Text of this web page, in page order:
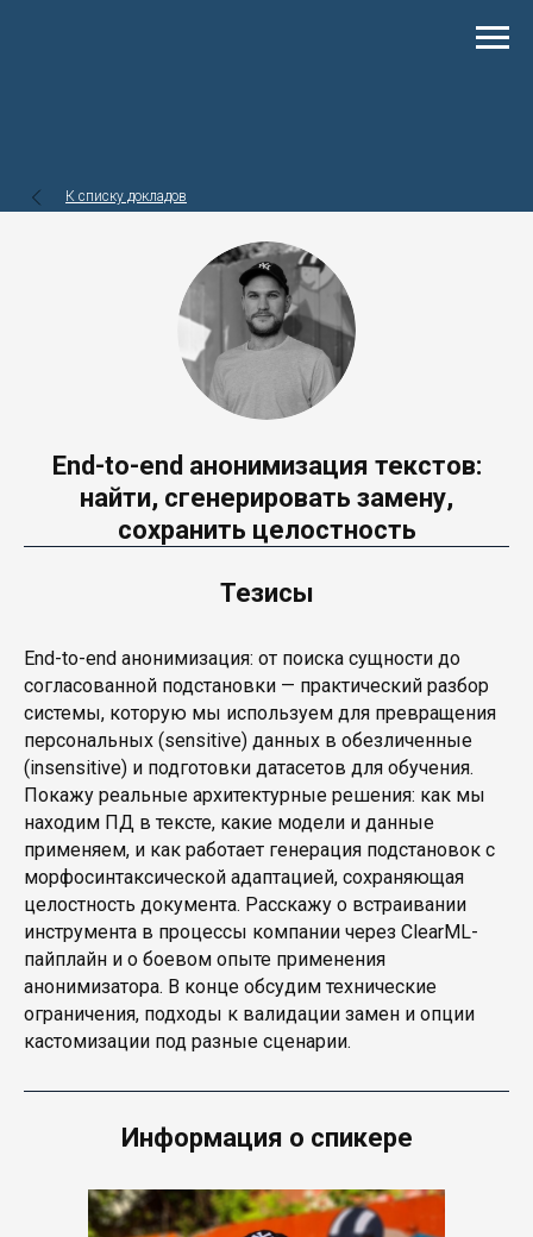
К списку докладов
End-to-end анонимизация текстов:
найти, сгенерировать замену,
сохранить целостность
Тезисы
End-to-end анонимизация: от поиска сущности до
согласованной подстановки — практический разбор
системы, которую мы используем для превращения
персональных (sensitive) данных в обезличенные
(insensitive) и подготовки датасетов для обучения.
Покажу реальные архитектурные решения: как мы
находим ПД в тексте, какие модели и данные
применяем, и как работает генерация подстановок с
морфосинтаксической адаптацией, сохраняющая
целостность документа. Расскажу о встраивании
инструмента в процессы компании через ClearML-
пайплайн и о боевом опыте применения
анонимизатора. В конце обсудим технические
ограничения, подходы к валидации замен и опции
кастомизации под разные сценарии.
Информация о спикере